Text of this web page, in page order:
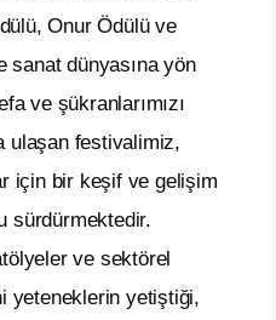
Onur Ödülü ve
sanat dünyasına yön
ve şükranlarımızı
ulaşan festivalimiz,
için bir keşif ve gelişim
sürdürmektedir.
ve sektörel
yeteneklerin yetiştiği,